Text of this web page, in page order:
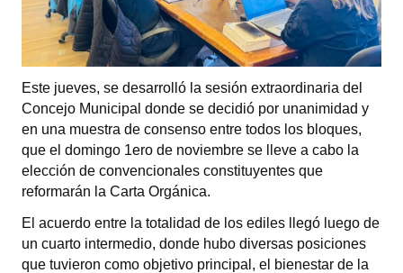
Reglamento Interno
Digesto
Organigrama
DOCUMENTOS
Informes de Gestión
Proyectos Presentados
Dictámenes Asesoría Letrada
Este jueves, se desarrolló la sesión extraordinaria del
Concejo Municipal donde se decidió por unanimidad y
en una muestra de consenso entre todos los bloques,
que el domingo 1ero de noviembre se lleve a cabo la
elección de convencionales constituyentes que
reformarán la Carta Orgánica.
El acuerdo entre la totalidad de los ediles llegó luego de
un cuarto intermedio, donde hubo diversas posiciones
que tuvieron como objetivo principal, el bienestar de la